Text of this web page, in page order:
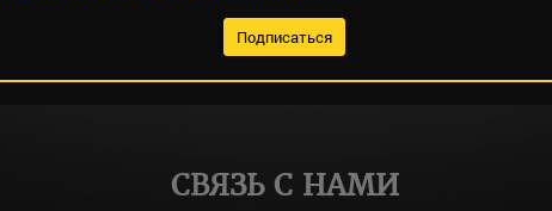
СВЯЗЬ С НАМИ